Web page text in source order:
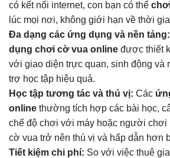
có kết nối internet, con bạn có thể
lúc mọi nơi, không giới hạn về thời
Đa dạng các ứng dụng và nền tảng:
dụng chơi cờ vua online được thiết
với giao diện trực quan, sinh động và
trợ học tập hiệu quả.
Học tập tương tác và thú vị: Các
online thường tích hợp các bài học,
chế độ chơi với máy hoặc người chơi
cờ vua trở nên thú vị và hấp dẫn hơn
Tiết kiệm chi phí: So với việc thuê